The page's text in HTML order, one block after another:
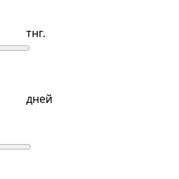
тнг.
дней